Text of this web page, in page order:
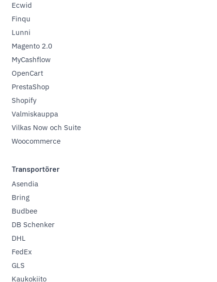
Ecwid
Finqu
Lunni
Magento 2.0
MyCashflow
OpenCart
PrestaShop
Shopify
Valmiskauppa
Vilkas Now och Suite
Woocommerce
Transportörer
Asendia
Bring
Budbee
DB Schenker
DHL
FedEx
GLS
Kaukokiito